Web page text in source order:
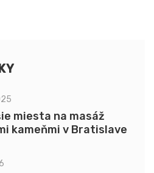
miesta na masáž
kameňmi v Bratislave